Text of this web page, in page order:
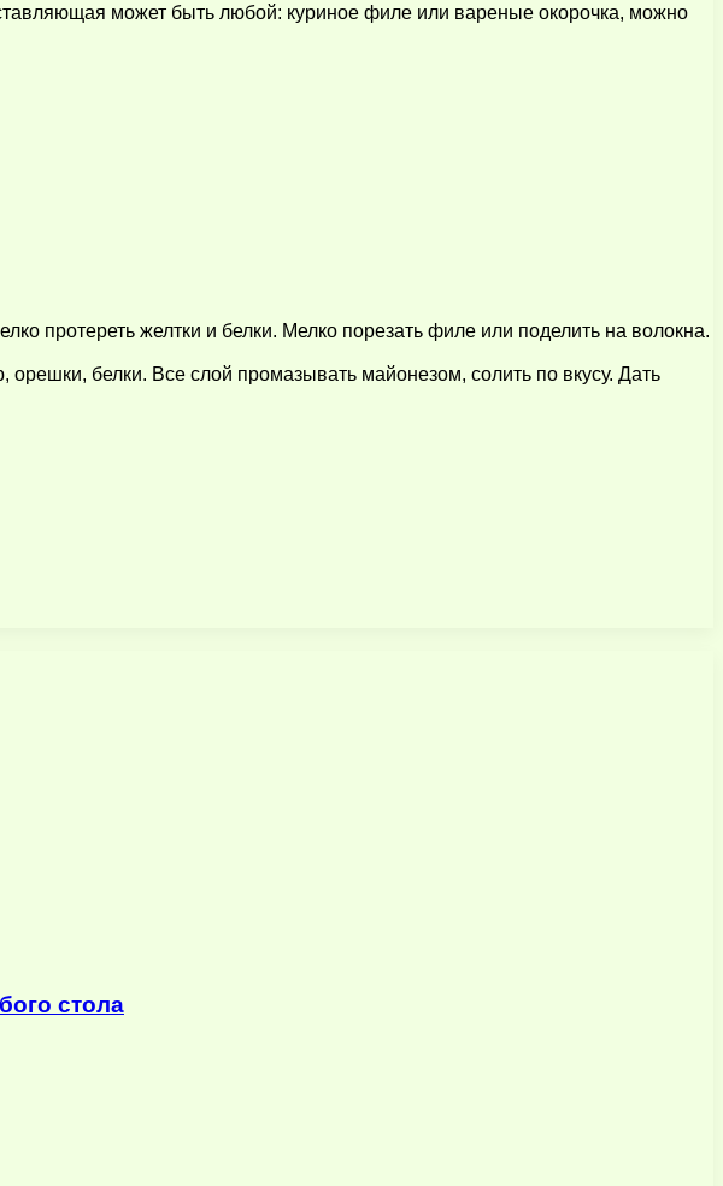
может быть любой: куриное филе или вареные окорочка, можно
протереть желтки и белки. Мелко порезать филе или поделить на волокна.
белки. Все слой промазывать майонезом, солить по вкусу. Дать
стола